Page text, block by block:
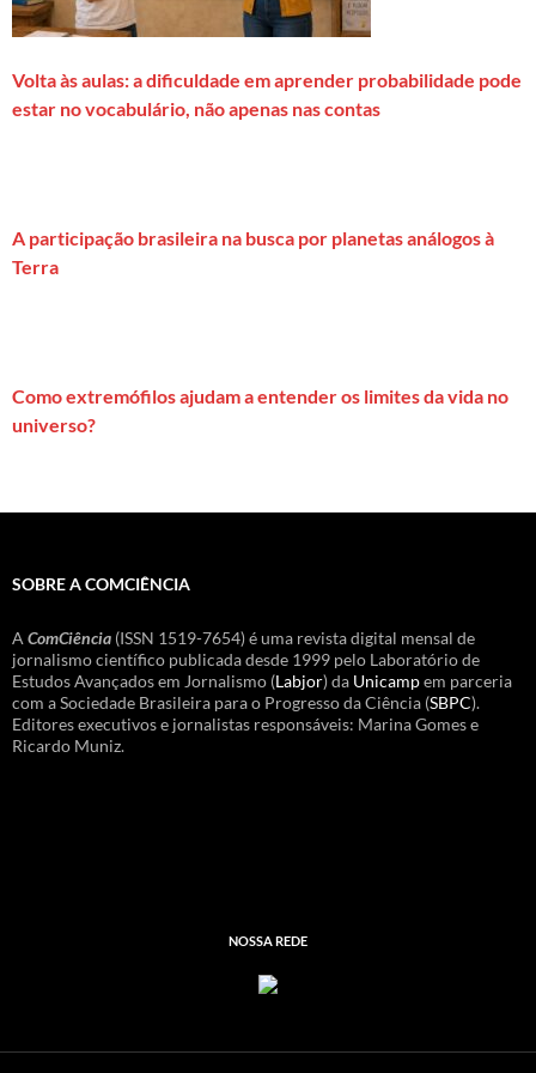
Volta às aulas: a dificuldade em aprender probabilidade pode
estar no vocabulário, não apenas nas contas
A participação brasileira na busca por planetas análogos à
Terra
Como extremófilos ajudam a entender os limites da vida no
universo?
SOBRE A COMCIÊNCIA
A ComCiência (ISSN 1519-7654) é uma revista digital mensal de
jornalismo científico publicada desde 1999 pelo Laboratório de
Estudos Avançados em Jornalismo (Labjor) da Unicampem parceria
com a Sociedade Brasileira para o Progresso da Ciência (SBPC).
Editores executivos e jornalistas responsáveis: Marina Gomes e
Ricardo Muniz.
NOSSA REDE